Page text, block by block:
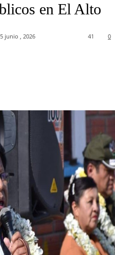
en El Alto
5 junio , 2026 0
41